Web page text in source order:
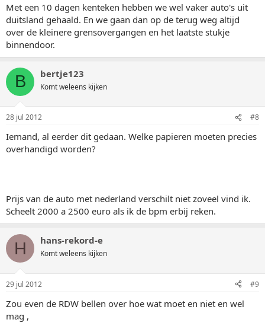
Met een 10 dagen kenteken hebben we wel vaker auto's uit
duitsland gehaald. En we gaan dan op de terug weg altijd
over de kleinere grensovergangen en het laatste stukje
binnendoor.
B bertje123
Komt weleens kijken
28 jul 2012 #8
Iemand, al eerder dit gedaan. Welke papieren moeten precies
overhandigd worden?
Prijs van de auto met nederland verschilt niet zoveel vind ik.
Scheelt 2000 a 2500 euro als ik de bpm erbij reken.
H hans-rekord-e
Komt weleens kijken
29 jul 2012 #9
Zou even de RDW bellen over hoe wat moet en niet en wel
mag ,